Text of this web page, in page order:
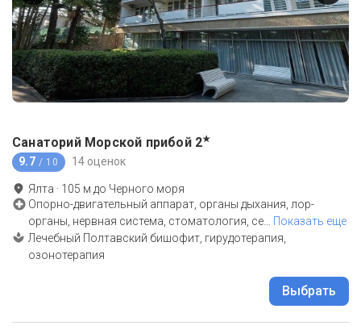
Санаторий Морской прибой 2★
9.7 / 10 14 оценок
Ялта · 105 м до Черного моря
Опорно-двигательный аппарат, органы дыхания, лор-
органы, нервная система, стоматология, се
Показать еще
Лечебный Полтавский бишофит, гирудотерапия,
озонотерапия
Выбрать